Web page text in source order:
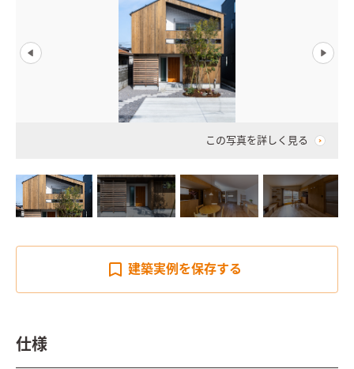
この写真を詳しく見る
建築実例を保存する
仕様